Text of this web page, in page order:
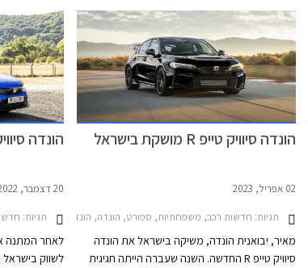
הונדה סיוויק טייפ R מושקת בישראל
02 אפריל, 2023
תגיות: חדשות רכב, משפחתיות, ספורט, הונדה, הונדה סיוויק Type-R 2023-2025מחירון רכב
מאיר, יבואנית הונדה, משיקה בישראל את הונדה
סיוויק טייפ R החדשה. השנה שעברה הייתה חגיגית
הונדה
20 דצמבר, 2022
תגיות: חדשות
לאחר המתנה
לשווק בישראל